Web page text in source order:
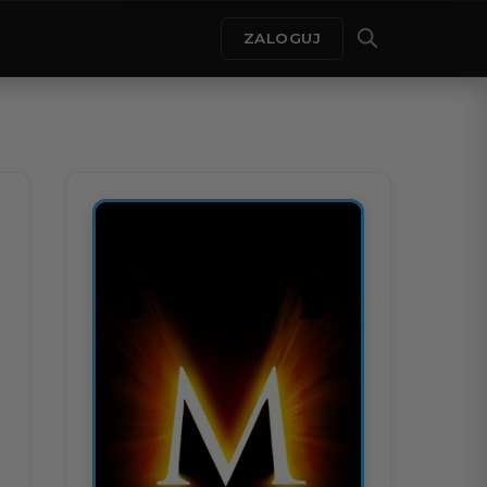
ZALOGUJ